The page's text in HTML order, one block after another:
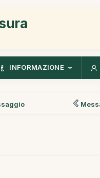
INFORMAZIONE